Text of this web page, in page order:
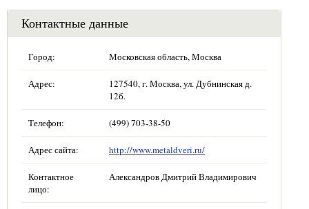
Контактные данные
Город: Московская область, Москва
Адрес:
127540, г. Москва, ул. Дубнинская д.
12б.
Телефон: (499) 703-38-50
Адрес сайта: http://www.metaldveri.ru/
Контактное
лицо:
Александров Дмитрий Владимирович